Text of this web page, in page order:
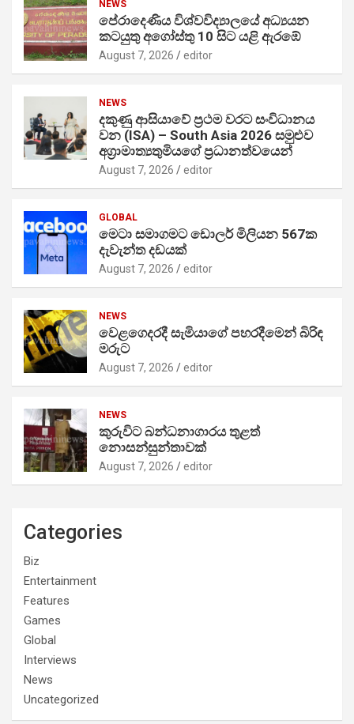
NEWS
පේරාදෙණිය විශ්වවිද්‍යාලයේ අධ්‍යයන
කටයුතු අගෝස්තු 10 සිට යළි ඇරඹේ
August 7, 2026 editor
NEWS
දකුණු ආසියාවේ ප්‍රථම වරට සංවිධානය
වන (ISA) – South Asia 2026 සමුළුව
අග්‍රාමාත්‍යතුමියගේ ප්‍රධානත්වයෙන්
August 7, 2026 editor
GLOBAL
මෙටා සමාගමට ඩොලර් මිලියන 567ක
දැවැන්ත දඩයක්
August 7, 2026 editor
NEWS
වෙළගෙදරදී සැමියාගේ පහරදීමෙන් බිරිඳ
මරුට
August 7, 2026 editor
NEWS
කුරුවිට බන්ධනාගාරය තුළත්
නොසන්සුන්තාවක්
August 7, 2026 editor
Categories
Biz
Entertainment
Features
Games
Global
Interviews
News
Uncategorized